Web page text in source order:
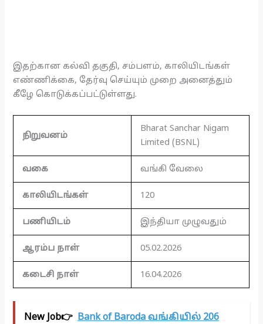
இதற்கான கல்வி தகுதி, சம்பளம், காலியிடங்கள்
எண்ணிக்கை, தேர்வு செய்யும் முறை அனைத்தும்
கீழே கொடுக்கப்பட்டுள்ளது.
நிறுவனம்
Bharat Sanchar Nigam
Limited (BSNL)
வகை வங்கி வேலை
காலியிடங்கள் 120
பணியிடம் இந்தியா முழுவதும்
ஆரம்ப நாள் 05.02.2026
கடைசி நாள் 16.04.2026
New Job👉 Bank of Baroda வங்கியில் 206